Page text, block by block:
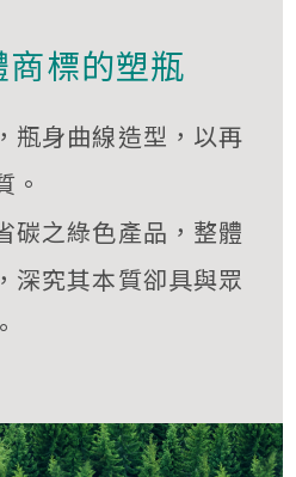
標的塑瓶
瓶身曲線造型，以再
。
碳之綠色產品，整體
深究其本質卻具與眾